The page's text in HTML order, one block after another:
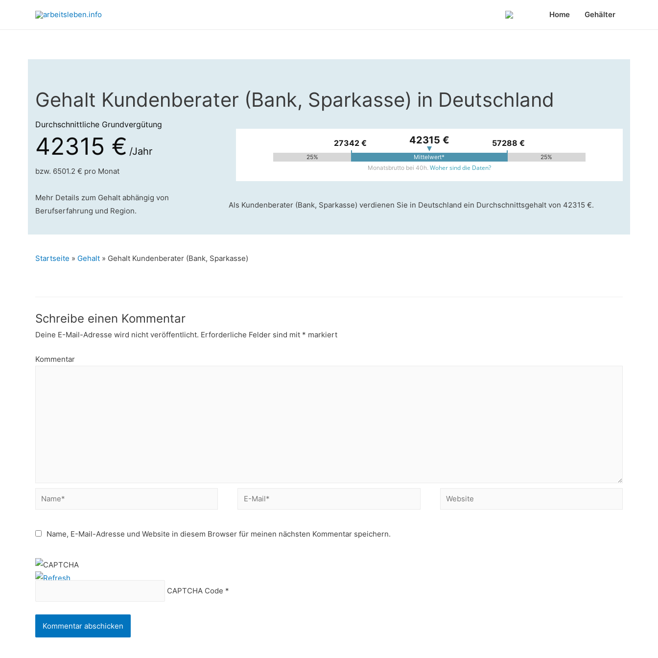
Home Gehälter
Gehalt Kundenberater (Bank, Sparkasse) in Deutschland
Durchschnittliche Grundvergütung
42315 € /Jahr
bzw. 6501.2 € pro Monat
Mehr Details zum Gehalt abhängig von
Berufserfahrung und Region.
27342 € 42315 € 57288 €
25% Mittelwert*
25%
Monatsbrutto bei 40h. Woher sind die Daten?
Als Kundenberater (Bank, Sparkasse) verdienen Sie in Deutschland ein Durchschnittsgehalt von 42315 €.
Startseite » Gehalt » Gehalt Kundenberater (Bank, Sparkasse)
Schreibe einen Kommentar
Deine E-Mail-Adresse wird nicht veröffentlicht. Erforderliche Felder sind mit * markiert
Kommentar
Name*
E-
Website
Name, E-Mail-Adresse und Website in diesem Browser für meinen nächsten Kommentar speichern.
CAPTCHA Code *